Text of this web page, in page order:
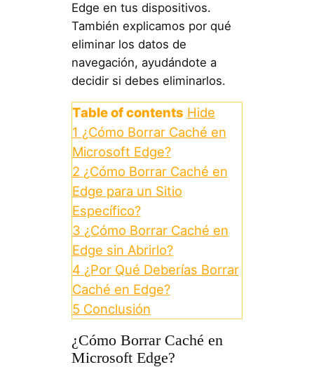
Edge en tus dispositivos.
También explicamos por qué
eliminar los datos de
navegación, ayudándote a
decidir si debes eliminarlos.
Table of contents Hide
1 ¿Cómo Borrar Caché en
Microsoft Edge?
2 ¿Cómo Borrar Caché en
Edge para un Sitio
Específico?
3 ¿Cómo Borrar Caché en
Edge sin Abrirlo?
4 ¿Por Qué Deberías Borrar
Caché en Edge?
5 Conclusión
¿Cómo Borrar Caché en
Microsoft Edge?